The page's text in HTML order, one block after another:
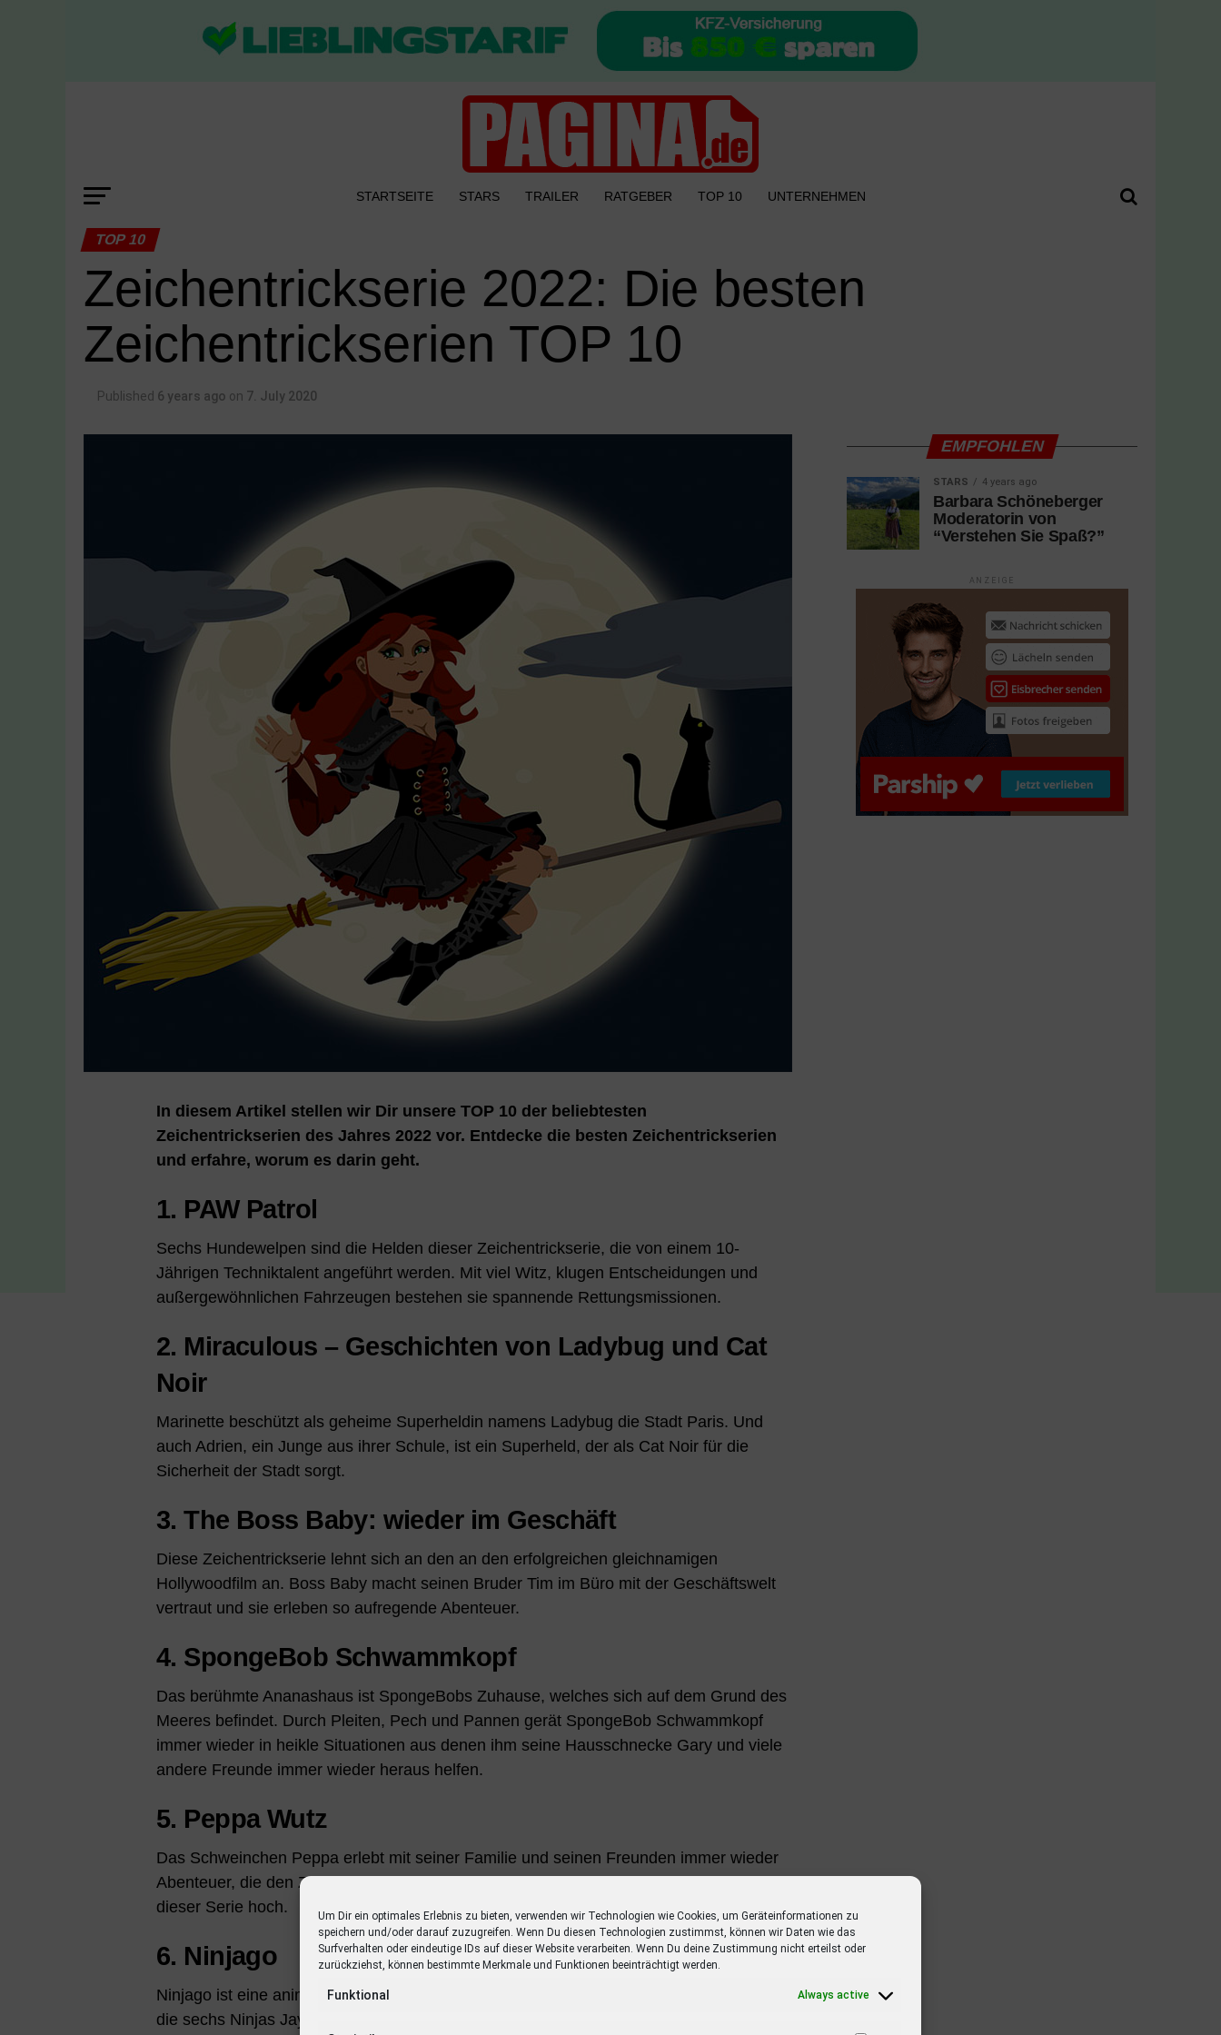
Um Dir ein optimales Erlebnis zu bieten, verwenden wir Technologien wie Cookies, um Geräteinformationen zu
speichern und/oder darauf zuzugreifen. Wenn Du diesen Technologien zustimmst, können wir Daten wie das
Surfverhalten oder eindeutige IDs auf dieser Website verarbeiten. Wenn Du deine Zustimmung nicht erteilst oder
zurückziehst, können bestimmte Merkmale und Funktionen beeinträchtigt werden.
Funktional Always active
STARTSEITE STARS TRAILER RATGEBER TOP 10 UNTERNEHMEN
TOP 10
Zeichentrickserie 2022: Die besten
Zeichentrickserien TOP 10
Published 6 years ago on 7. July 2020
In diesem Artikel stellen wir Dir unsere TOP 10 der beliebtesten
Zeichentrickserien des Jahres 2022 vor. Entdecke die besten Zeichentrickserien
und erfahre, worum es darin geht.
1. PAW Patrol
Sechs Hundewelpen sind die Helden dieser Zeichentrickserie, die von einem 10-
Jährigen Techniktalent angeführt werden. Mit viel Witz, klugen Entscheidungen und
außergewöhnlichen Fahrzeugen bestehen sie spannende Rettungsmissionen.
2. Miraculous – Geschichten von Ladybug und Cat
Noir
Marinette beschützt als geheime Superheldin namens Ladybug die Stadt Paris. Und
auch Adrien, ein Junge aus ihrer Schule, ist ein Superheld, der als Cat Noir für die
Sicherheit der Stadt sorgt.
3. The Boss Baby: wieder im Geschäft
Diese Zeichentrickserie lehnt sich an den an den erfolgreichen gleichnamigen
Hollywoodfilm an. Boss Baby macht seinen Bruder Tim im Büro mit der Geschäftswelt
vertraut und sie erleben so aufregende Abenteuer.
4. SpongeBob Schwammkopf
Das berühmte Ananashaus ist SpongeBobs Zuhause, welches sich auf dem Grund des
Meeres befindet. Durch Pleiten, Pech und Pannen gerät SpongeBob Schwammkopf
immer wieder in heikle Situationen aus denen ihm seine Hausschnecke Gary und viele
andere Freunde immer wieder heraus helfen.
5. Peppa Wutz
Das Schweinchen Peppa erlebt mit seiner Familie und seinen Freunden immer wieder
Abenteuer, die den Zuschauer zum Lachen bringen. Und auch der Lernfaktor ist bei
dieser Serie hoch.
6. Ninjago
Ninjago ist eine animierte Zeichentrickserie für die ganze Familie. Im Mittelpunkt stehen
die sechs Ninjas Jay, Kai, Zane, Cole, Nya und Lloyd. Zusammen kämpfen sie
EMPFOHLEN
STARS 4 years ago
Barbara Schöneberger
Moderatorin von
“Verstehen Sie Spaß?”
ANZEIGE